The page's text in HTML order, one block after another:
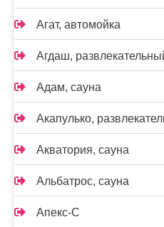
Агат, автомойка
Агдаш,
Адам, сауна
Акапулько,
Акватория, сауна
Альбатрос, сауна
Апекс-С